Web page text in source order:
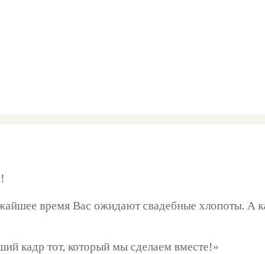
время Вас ожидают свадебные хлопоты. А
кадр тот, который мы сделаем вместе!»